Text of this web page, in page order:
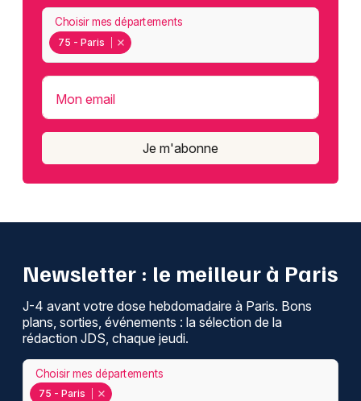
75 - Paris
Choisir mes départements
Mon email
Je m'abonne
Newsletter : le meilleur à Paris
J-4 avant votre dose hebdomadaire à Paris. Bons
plans, sorties, événements : la sélection de la
rédaction JDS, chaque jeudi.
75 - Paris
Choisir mes départements